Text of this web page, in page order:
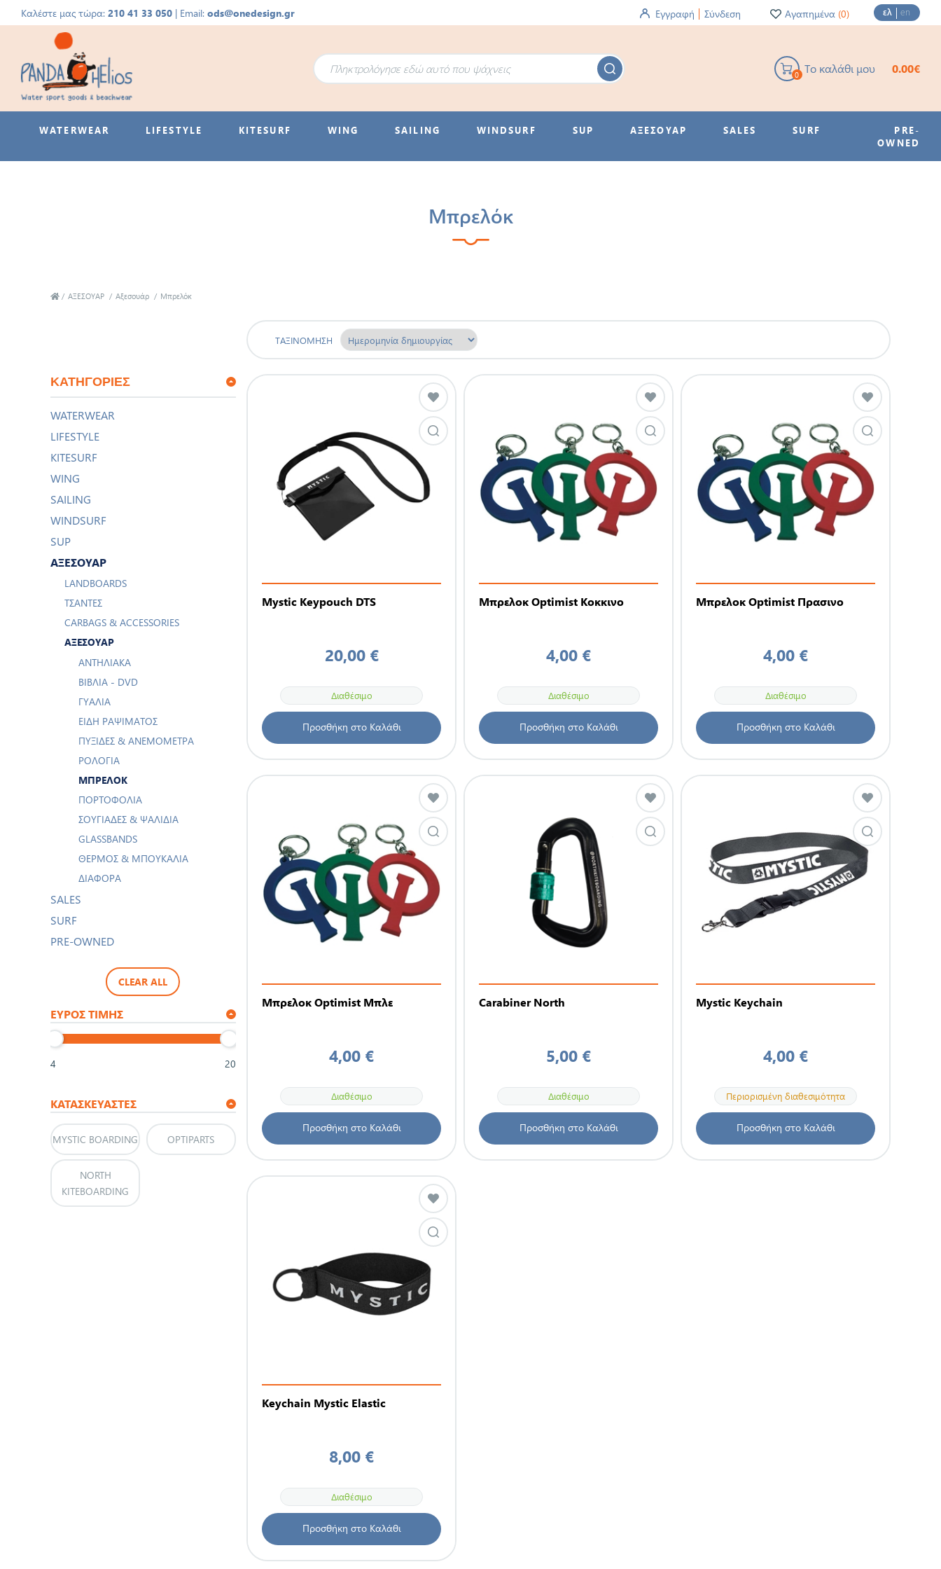
Καλέστε μας τώρα:210 41 33 050 | Email:ods@onedesign.gr Εγγραφή Σύνδεση Αγαπημένα (0) ελ en
Το καλάθι μου
0 0.00€
WATERWEAR LIFESTYLE KITESURF WING SAILING WINDSURF SUP ΑΞΕΣΟΥΑΡ SALES SURF
PRE-
OWNED
Μπρελόκ
/ ΑΞΕΣΟΥΑΡ / Αξεσουάρ / Μπρελόκ
ΚΑΤΗΓΟΡΊΕΣ
WATERWEAR
LIFESTYLE
KITESURF
WING
SAILING
WINDSURF
SUP
ΑΞΕΣΟΥΑΡ
LANDBOARDS
ΤΣΆΝΤΕΣ
CARBAGS & ACCESSORIES
ΑΞΕΣΟΥΆΡ
ΑΝΤΗΛΙΑΚΆ
ΒΙΒΛΊΑ - DVD
ΓΥΑΛΙΆ
ΕΊΔΗ ΡΑΨΊΜΑΤΟΣ
ΠΥΞΊΔΕΣ & ΑΝΕΜΌΜΕΤΡΑ
ΡΟΛΌΓΙΑ
ΜΠΡΕΛΌΚ
ΠΟΡΤΟΦΌΛΙΑ
ΣΟΥΓΙΆΔΕΣ & ΨΑΛΊΔΙΑ
GLASSBANDS
ΘΕΡΜΌΣ & ΜΠΟΥΚΆΛΙΑ
ΔΙΆΦΟΡΑ
SALES
SURF
PRE-OWNED
CLEAR ALL
ΕΎΡΟΣ ΤΙΜΉΣ
4 20
ΚΑΤΑΣΚΕΥΑΣΤΈΣ
MYSTIC BOARDING OPTIPARTS
NORTH
KITEBOARDING
ΤΑΞΙΝΌΜΗΣΗ
Mystic Keypouch DTS
20,00 €
Διαθέσιμο
Προσθήκη στο Καλάθι
Μπρελοκ Optimist Κοκκινο
4,00 €
Διαθέσιμο
Προσθήκη στο Καλάθι
Μπρελοκ Optimist Πρασινο
4,00 €
Διαθέσιμο
Προσθήκη στο Καλάθι
Μπρελοκ Optimist Μπλε
4,00 €
Διαθέσιμο
Προσθήκη στο Καλάθι
Carabiner North
5,00 €
Διαθέσιμο
Προσθήκη στο Καλάθι
Mystic Keychain
4,00 €
Περιορισμένη διαθεσιμότητα
Προσθήκη στο Καλάθι
Keychain Mystic Elastic
8,00 €
Διαθέσιμο
Προσθήκη στο Καλάθι